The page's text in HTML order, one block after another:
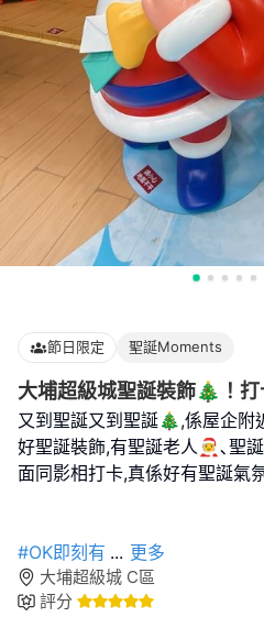
節日限定 聖誕Moments
大埔超級城聖誕裝飾🎄！
又到聖誕又到聖誕🎄,係屋企附
好聖誕裝飾,有聖誕老人🧑‍🎄､聖
面同影相打卡,真係好有聖誕氣
#OK即刻有 ... 更多
大埔超級城 C區
評分